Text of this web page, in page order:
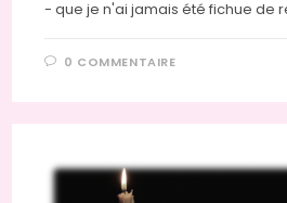
- que je n'ai jamais été fichue de
0 COMMENTAIRE